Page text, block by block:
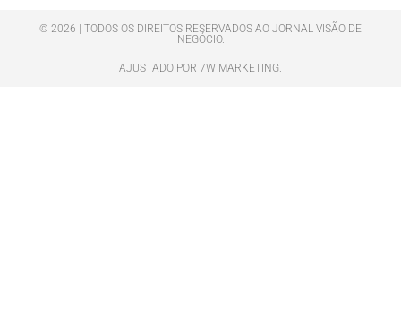
© 2026 | TODOS OS DIREITOS RESERVADOS AO JORNAL VISÃO DE
NEGÓCIO.
AJUSTADO POR 7W MARKETING.